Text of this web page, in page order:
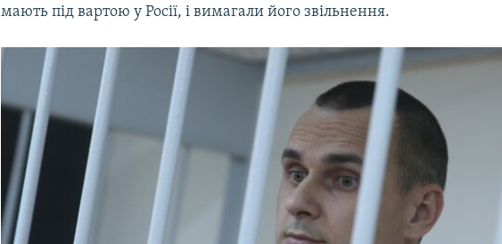
мають під вартою у Росії, і вимагали його звільнення.